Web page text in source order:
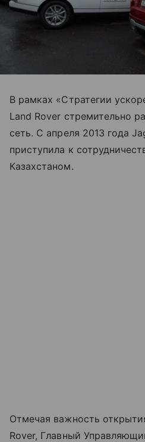
В рамках «Стратегии
Land Rover стремительно
сеть. С апреля 2013 года
приступила к
Казахстаном.
Отмечая важность
Rover, Главный